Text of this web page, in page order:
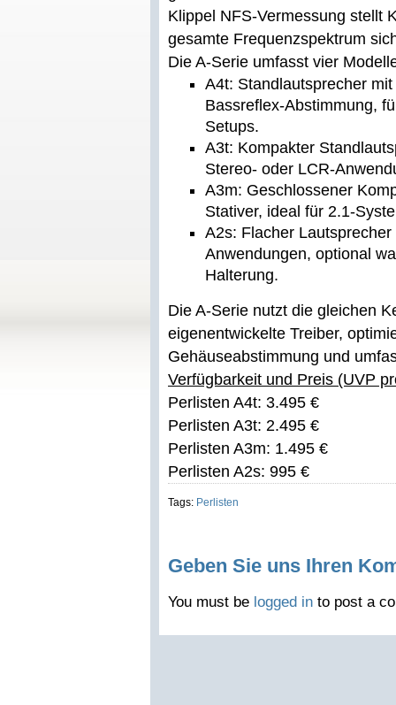
Klippel NFS-Vermessung stellt
gesamte Frequenzspektrum
Die A-Serie umfasst vier
A4t: Standlautsprecher
Bassreflex-Abstimmung,
Setups.
A3t: Kompakter
Stereo- oder LCR-
A3m: Geschlossener
Stativer, ideal für 2.1-
A2s: Flacher
Anwendungen, optional
Halterung.
Die A-Serie nutzt die gleichen
eigenentwickelte Treiber,
Gehäuseabstimmung und
Verfügbarkeit und Preis (UVP
Perlisten A4t: 3.495 €
Perlisten A3t: 2.495 €
Perlisten A3m: 1.495 €
Perlisten A2s: 995 €
Tags: Perlisten
Geben Sie uns Ihren
You must be logged in to post a